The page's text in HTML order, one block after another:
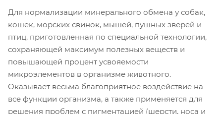
Для нормализации минерального обмена у собак,
кошек, морских свинок, мышей, пушных зверей и
птиц, приготовленная по специальной технологии,
сохраняющей максимум полезных веществ и
повышающей процент усвояемости
микроэлементов в организме животного.
Оказывает весьма благоприятное воздействие на
все функции организма, а также применяется для
решения проблем с пигментацией (шерсти, носа и